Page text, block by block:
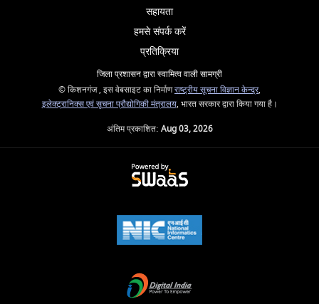
सहायता
हमसे संपर्क करें
प्रतिक्रिया
जिला प्रशासन द्वारा स्वामित्व वाली सामग्री
© किशनगंज , इस वेबसाइट का निर्माणराष्ट्रीय सूचना विज्ञान केन्द्र,
इलेक्ट्रानिक्स एवं सूचना प्रौद्योगिकी मंत्रालय, भारत सरकार द्वारा किया गया है।
अंतिम प्रकाशित: Aug 03, 2026